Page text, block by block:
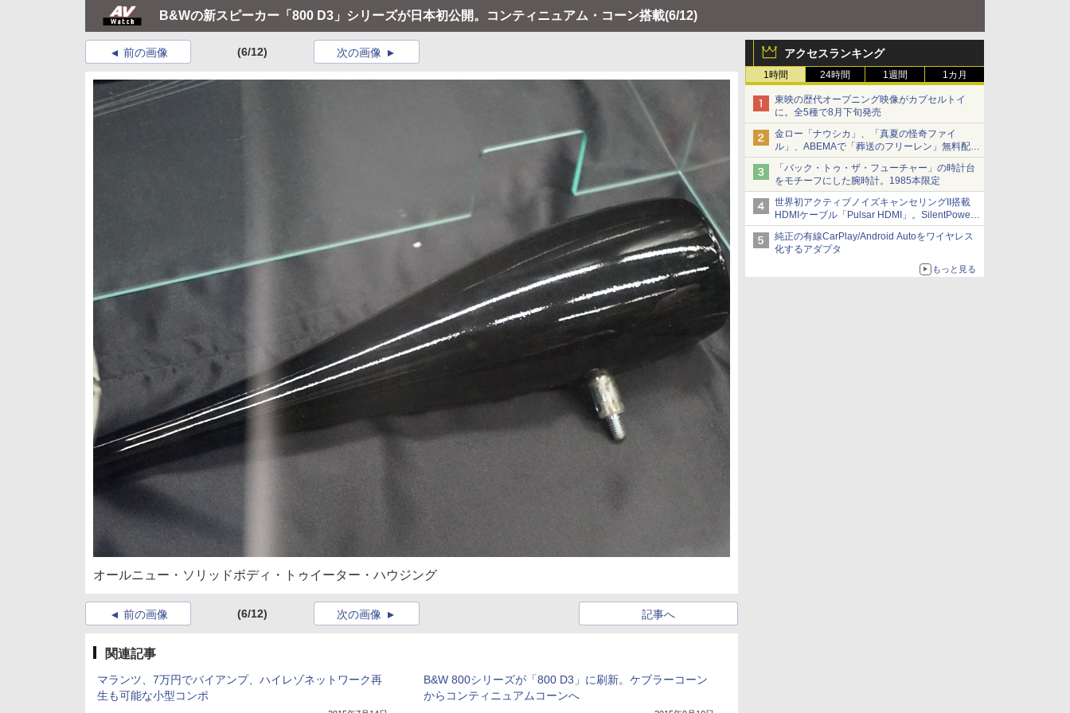
B&Wの新スピーカー「800 D3」シリーズが日本初公開。コンティニュアム・コーン搭載(6/12)
アクセスランキング
1時間 24時間 1週間 1カ月
東映の歴代オープニング映像がカプセルトイ
に。全5種で8月下旬発売
金ロー「ナウシカ」、「真夏の怪奇ファイ
ル」、ABEMAで「葬送のフリーレン」無料配信
など。夏の特番・配信情報
「バック・トゥ・ザ・フューチャー」の時計台
をモチーフにした腕時計。1985本限定
世界初アクティブノイズキャンセリングII搭載
HDMIケーブル「Pulsar HDMI」。SilentPower
から
純正の有線CarPlay/Android Autoをワイヤレス
化するアダプタ
もっと見る
前の画像 (6/12) 次の画像
オールニュー・ソリッドボディ・トゥイーター・ハウジング
前の画像 (6/12) 記事へ
次の画像
関連記事
マランツ、7万円でバイアンプ、ハイレゾネットワーク再
生も可能な小型コンポ
B&W 800シリーズが「800 D3」に刷新。ケブラーコーン
からコンティニュアムコーンへ